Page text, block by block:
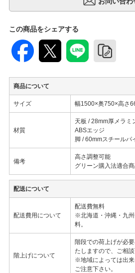
この商品をシェアする
商品について
サイズ 幅1500×奥750×高さ
材質
天板 / 28mm厚メラミ
ABSエッジ
脚 / 60mmスチールパ
備考
高さ調整可能
グリーン購入法適合
配送について
配送費用について
配送費無料
※北海道・沖縄・九
料。
階上げについて
階段での荷上げが必
たしますので、ご相談
※地域によっては出
ご注意下さい。